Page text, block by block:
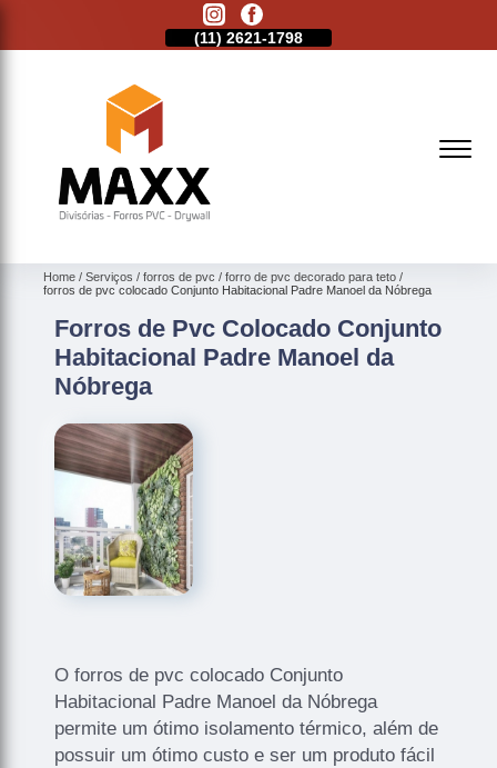
(11) 2621-1798
Home Serviços forros de pvc
forro de pvc decorado para teto
forros de pvc colocado Conjunto Habitacional Padre Manoel da Nóbrega
Forros de Pvc Colocado Conjunto
Habitacional Padre Manoel da
Nóbrega
O forros de pvc colocado Conjunto
Habitacional Padre Manoel da Nóbrega
permite um ótimo isolamento térmico, além de
possuir um ótimo custo e ser um produto fácil